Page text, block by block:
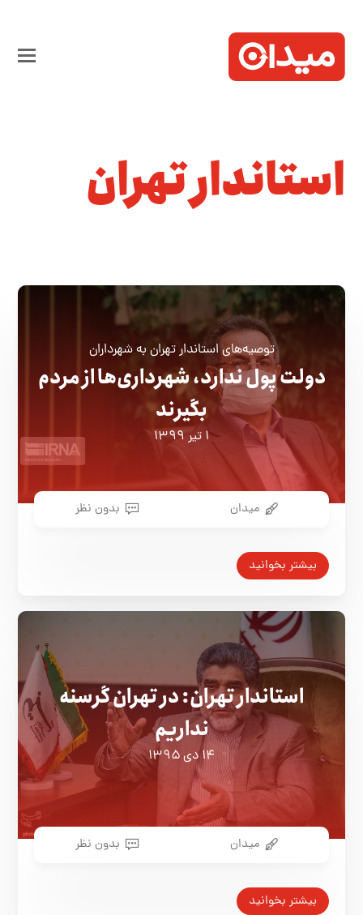
استاندار تهران
توصیه‌های استاندار تهران به شهرداران
دولت پول ندارد، شهرداری‌ها از مردم
بگیرند
۱ تیر ۱۳۹۹
میدان بدون نظر
بیشتر بخوانید
استاندار تهران: در تهران گرسنه
نداریم
۱۴ دی ۱۳۹۵
میدان بدون نظر
بیشتر بخوانید